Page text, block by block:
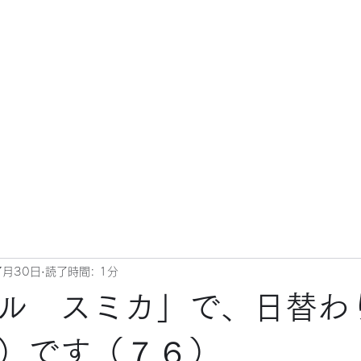
スミカ」で、日替わ
です（７６）
30日 読了時間: 1分